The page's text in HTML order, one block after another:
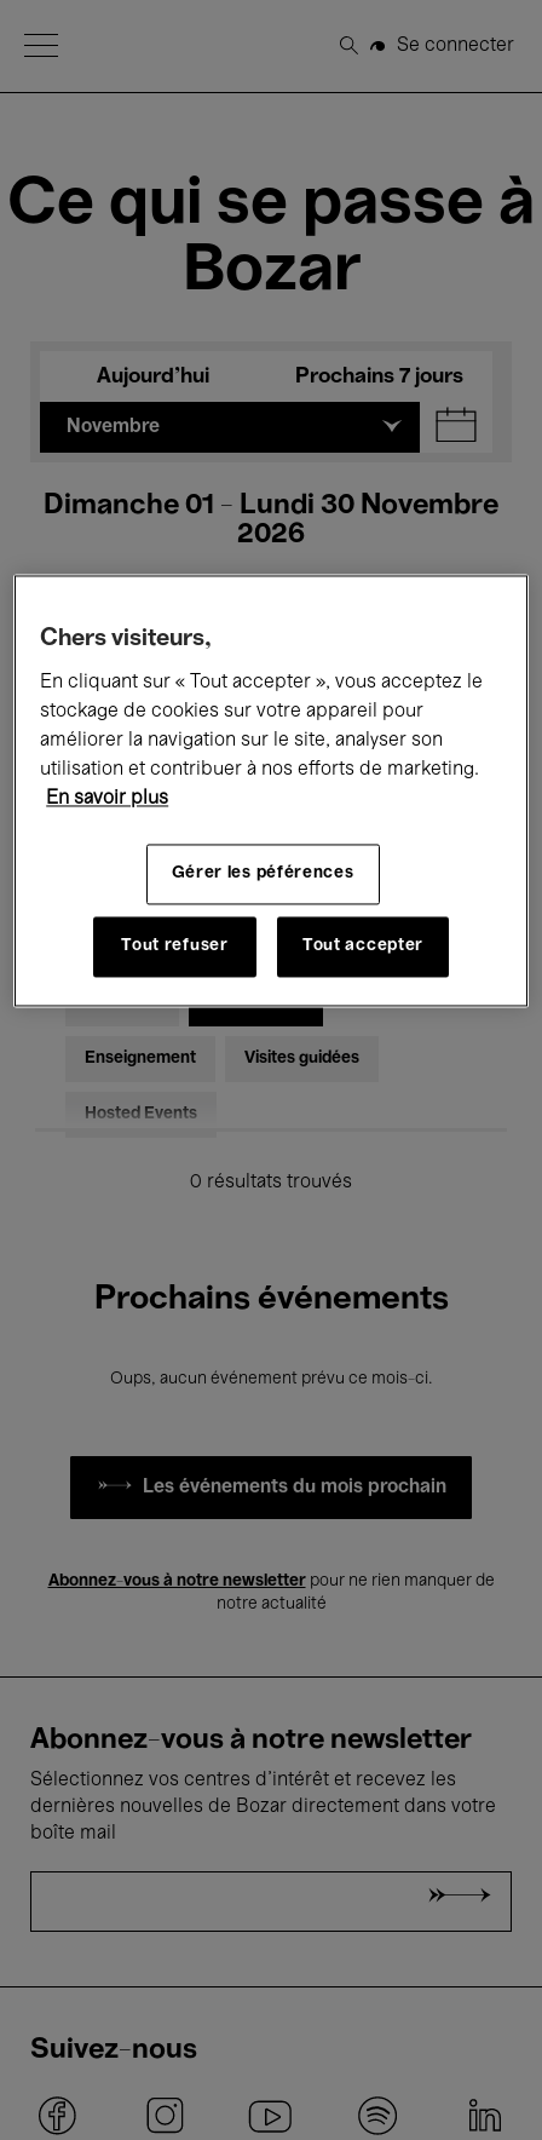
Open Menu
Rechercher
Se connecter
Ce qui se passe à
Bozar
Aujourd'hui Prochains 7 jours
Novembre
Dimanche 01 - Lundi 30 Novembre
2026
Tous les événements Concerts
Expositions Films Performances
Rencontres & Débats
Musique classique Global Music
Musique électronique
Pour tous Kids’ Palace
Enseignement Visites guidées
Hosted Events
0 résultats trouvés
Prochains événements
Oups, aucun événement prévu ce mois-ci.
Les événements du mois prochain
Abonnez-vous à notre newsletterpour ne rien manquer de
notre actualité
Abonnez-vous à notre newsletter
Sélectionnez vos centres d'intérêt et recevez les
dernières nouvelles de Bozar directement dans votre
boîte mail
Suivez-nous
Chers visiteurs,
En cliquant sur « Tout accepter », vous acceptez le
stockage de cookies sur votre appareil pour
améliorer la navigation sur le site, analyser son
utilisation et contribuer à nos efforts de marketing.
En savoir plus
Gérer les péférences
Tout refuser Tout accepter